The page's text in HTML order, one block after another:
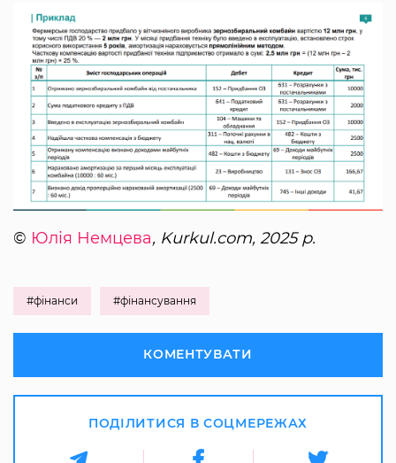
© Юлія Немцева, Kurkul.com, 2025 р.
#фінанси #фінансування
КОМЕНТУВАТИ
ПОДІЛИТИСЯ В СОЦМЕРЕЖАХ